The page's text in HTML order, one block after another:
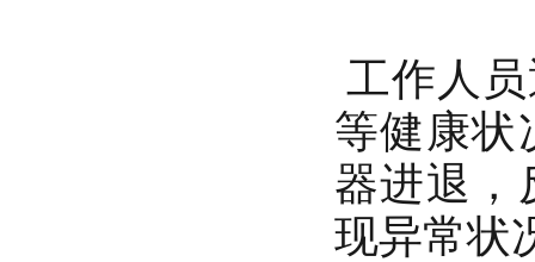
工作人
等健康状
器进退，
现异常状